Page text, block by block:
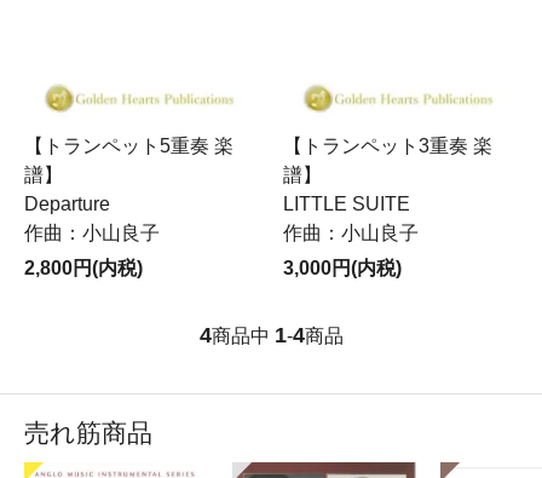
【トランペット5重奏 楽
譜】
Departure
作曲：小山良子
2,800円(内税)
【トランペット3重奏 楽
譜】
LITTLE SUITE
作曲：小山良子
3,000円(内税)
4商品中 1-4商品
売れ筋商品